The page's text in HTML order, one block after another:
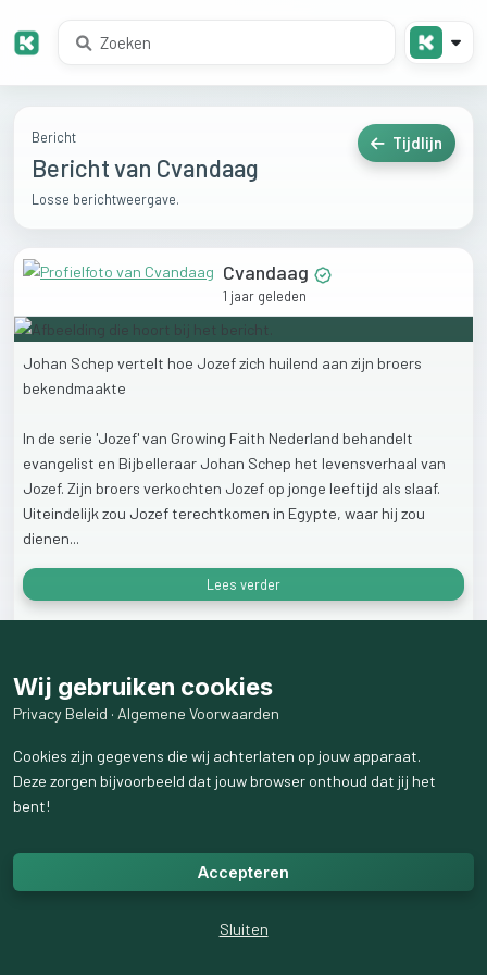
Bericht
Bericht van Cvandaag
Losse berichtweergave.
Tijdlijn
Cvandaag
1 jaar geleden
Johan Schep vertelt hoe Jozefzich huilend aan zijn broers
bekendmaakte
In de serie 'Jozef'van Growing Faith Nederland behandelt
evangelist en Bijbelleraar Johan Schep het levensverhaal van
Jozef. Zijn broers verkochten Jozef op jonge leeftijd als slaaf.
Uiteindelijk zou Jozef terechtkomen in Egypte, waar hij zou
dienen...
Lees verder
Wij gebruiken cookies
Privacy Beleid · Algemene Voorwaarden
Cookies zijn gegevens die wij achterlaten op jouw apparaat.
Deze zorgen bijvoorbeeld dat jouw browser onthoud dat jij het
bent!
Accepteren
Sluiten